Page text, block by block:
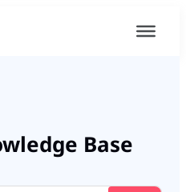
Base